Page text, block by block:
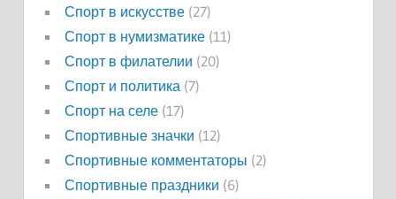
Спорт в искусстве(27)
Спорт в нумизматике(11)
Спорт в филателии (20)
Спорт и политика (7)
Спорт на селе(17)
Спортивные значки (12)
Спортивные комментаторы (2)
Спортивные праздники (6)